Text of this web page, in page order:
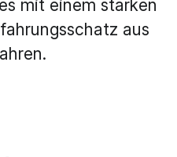
mit einem starken
aus